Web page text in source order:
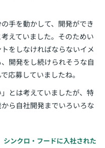
手を動かして、開発ができ
えていました。そのためい
をしなければならないイメ
開発をし続けられそうな自
応募していましたね。
とは考えていましたが、特
ら自社開発までいろいろな
ンクロ・フードに入社された